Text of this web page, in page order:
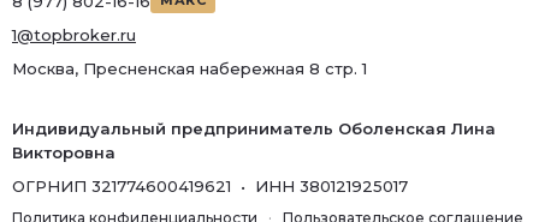
1@topbroker.ru
Москва, Пресненская набережная 8 стр. 1
Индивидуальный предприниматель Оболенская Лина
Викторовна
ОГРНИП 321774600419621 • ИНН 380121925017
Политика конфиденциальности · Пользовательское соглашение